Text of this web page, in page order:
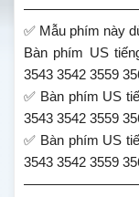
✅ Mẫu phím này
Bàn phím US
3543 3542 3559
✅ Bàn phím US
3543 3542 3559
✅ Bàn phím US
3543 3542 3559